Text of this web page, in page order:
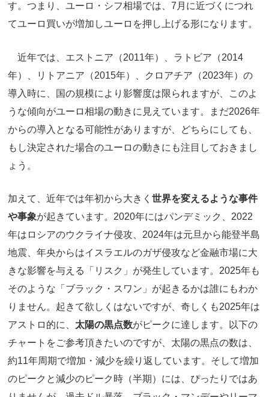
す。つまり、ユーロ・シフ相場では、7月に近づくにつれ
てユーロ買いが増加しユーロを押し上げる形になります。
近年では、エストニア（2011年）、ラトビア（2014
年）、リトアニア（2015年）、クロアチア（2023年）の
導入時に、国の規模により影響度は限られますが、このよ
うな傾向がユーロ相場の動きに見えています。まだ2026年
からの導入となる可能性がありますが、どちらにしても、
もし決定された場合のユーロの動きにも注目しておきまし
ょう。
加えて、近年では年初から大きく 世界を変えるような事件
や事象が起きています。2020年にはパンデミック、2022
年はロシアのウクライナ侵攻、2024年は元旦から能登半島
地震、年央からはイスラエルのガザ侵攻など金融市場に大
きな影響を与える「リスク」が発生しています。2025年も
そのような「ブラック・スワン」が起きるかは誰にもわか
りません。起きて欲しくはないですが、奇しくも2025年は
アストロ的に、 太陽の黒点数がピークに達します。以下の
チャートをご参考頂きたいのですが、太陽の黒点の数は、
約11年周期で増加・減少を繰り返しています。そして増加
のピークと減少のピーク時（半期）には、ぴったりではあ